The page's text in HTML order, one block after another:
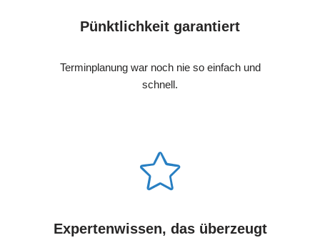
Pünktlichkeit garantiert
Terminplanung war noch nie so einfach und
schnell.
Expertenwissen, das überzeugt